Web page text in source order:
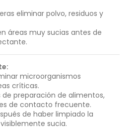
eliminar polvo, residuos y
áreas muy sucias antes de
microorganismos
críticas.
de preparación de alimentos,
de contacto frecuente.
de haber limpiado la
sucia.